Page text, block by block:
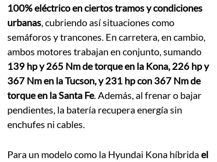
100% eléctrico en ciertos tramos y condiciones
urbanas, cubriendo así situaciones como
semáforos y trancones. En carretera, en cambio,
ambos motores trabajan en conjunto, sumando
139 hp y 265 Nm de torque en la Kona, 226 hp y
367 Nm en la Tucson, y 231 hp con 367 Nm de
torque en la Santa Fe. Además, al frenar o bajar
pendientes, la batería recupera energía sin
enchufes ni cables.
Para un modelo como la Hyundai Kona híbrida el